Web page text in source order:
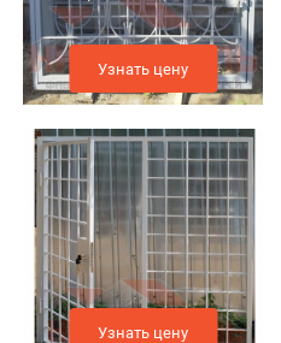
Узнать цену
Узнать цену